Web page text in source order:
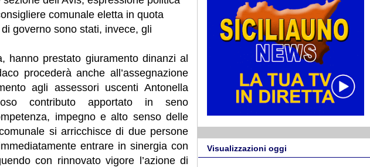
comunale eletta in quota
governo sono stati, invece, gli
hanno prestato giuramento dinanzi al
procederà anche all’assegnazione
agli assessori uscenti Antonella
contributo apportato in seno
impegno e alto senso delle
si arricchisce di due persone
entrare in sinergia con
con rinnovato vigore l’azione di
Visualizzazioni oggi